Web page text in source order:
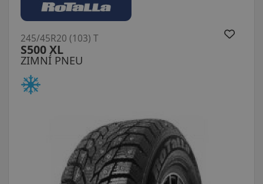
ZIMNÍ PNEU
S500 XL
245/45R20 (103) T